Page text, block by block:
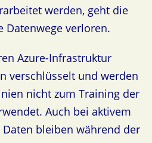
werden, geht die
Datenwege verloren.
Azure-Infrastruktur
verschlüsselt und werden
nicht zum Training der
Auch bei aktivem
Daten bleiben während der